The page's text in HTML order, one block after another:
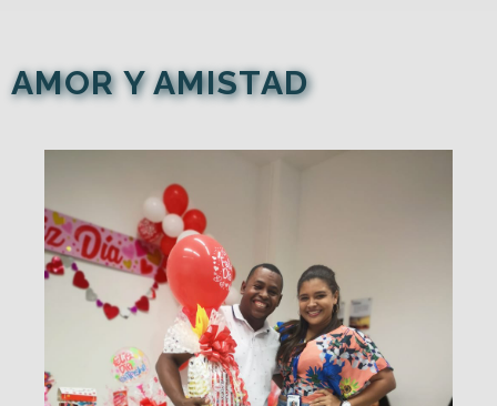
AMOR Y AMISTAD